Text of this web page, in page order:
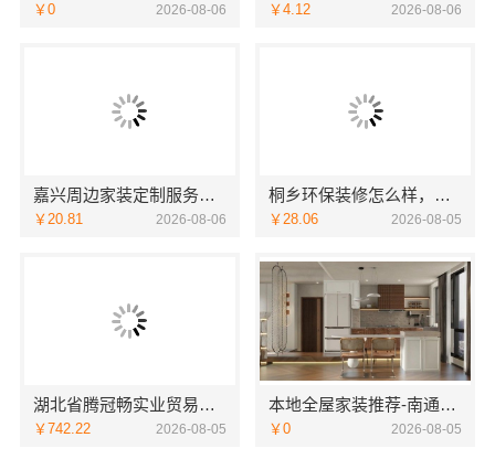
￥0 2026-08-06 ￥4.12 2026-08-06
嘉兴周边家装定制服务环保材料，嘉兴美派建材科技有限公司
￥20.81 2026-08-06
桐乡环保装修怎么样，嘉兴锦居装饰材料有限公司
￥28.06 2026-08-05
湖北省腾冠畅实业贸易有限公司批发平台推荐
￥742.22 2026-08-05
本地全屋家装推荐-南通宏域全宅装饰建材有限公司
￥0 2026-08-05